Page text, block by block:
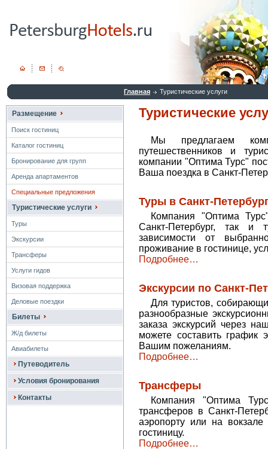
Главная Туристические услуги
Размещение
Поиск гостиниц
Каталог гостиниц
Бронирование для групп
Аренда апартаментов
Специальные предложения
Туристические услуги
Туры
Экскурсии
Трансферы
Услуги гидов
Визовая поддержка
Деловые поездки
Билеты
Ж/д билеты
Авиабилеты
Путеводитель
Условия бронирования
Контакты
Туристические
Мы предлагаем
путешественников и
компании "Оптима Турс"
Ваша поездка в Санкт-
Туры в Санкт-
Компания "Оптима
Санкт-Петербург, так и
зависимости от
проживание в гостинице,
Подробнее…
Экскурсии по Санкт-
Для туристов,
разнообразные
заказа экскурсий через
можете составить график
Вашим пожеланиям.
Подробнее…
Трансферы
Компания "Оптима
трансферов в Санкт-
аэропорту или на
гостиницу.
Подробнее…